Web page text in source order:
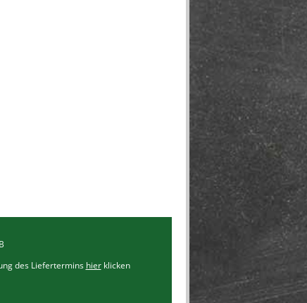
des Liefertermins hierklicken